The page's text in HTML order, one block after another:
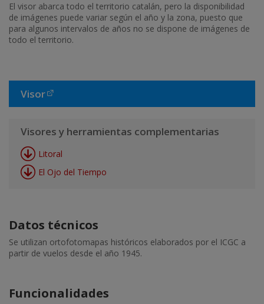
El visor abarca todo el territorio catalán, pero la disponibilidad
de imágenes puede variar según el año y la zona, puesto que
para algunos intervalos de años no se dispone de imágenes de
todo el territorio.
Visor
Visores y herramientas complementarias
Litoral
El Ojo del Tiempo
Datos técnicos
Se utilizan ortofotomapas históricos elaborados por el ICGC a
partir de vuelos desde el año 1945.
Funcionalidades